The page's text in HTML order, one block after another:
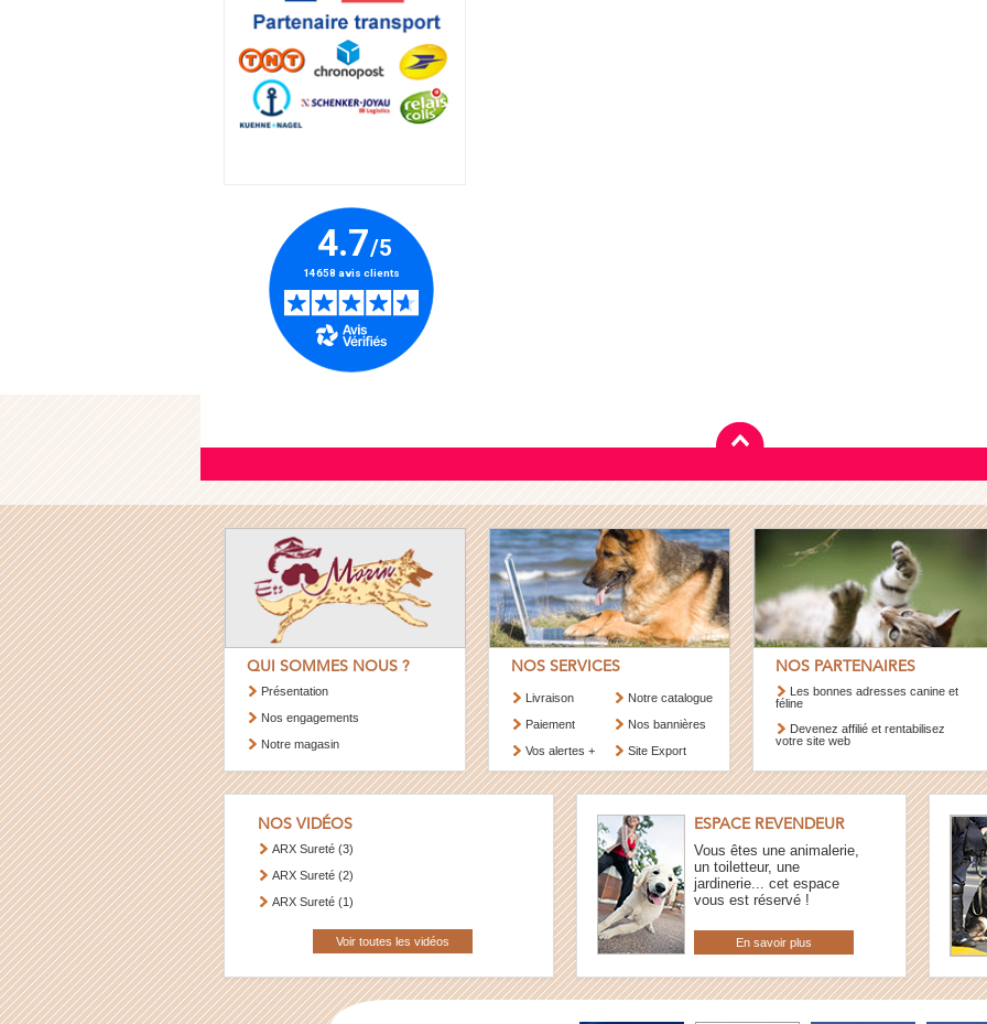
QUI SOMMES NOUS ?
Présentation
Nos engagements
Notre magasin
NOS SERVICES
Livraison
Paiement
Vos alertes +
Notre catalogue
Nos bannières
Site Export
NOS PARTENAIRES
Les bonnes adresses canine et
féline
Devenez affilié et rentabilisez
votre site web
NOS VIDÉOS
ARX Sureté (3)
ARX Sureté (2)
ARX Sureté (1)
Voir toutes les vidéos
ESPACE REVENDEUR
Vous êtes une animalerie,
un toiletteur, une
jardinerie... cet espace
vous est réservé !
En savoir plus